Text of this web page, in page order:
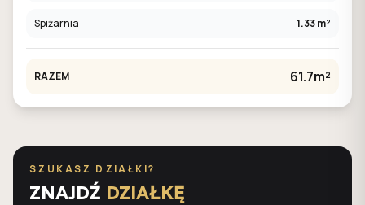
Spiżarnia 1.33 m²
RAZEM 61.7m²
SZUKASZ DZIAŁKI?
ZNAJDŹ DZIAŁKĘ